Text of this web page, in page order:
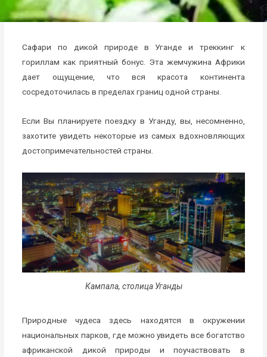
Сафари по дикой природе в Уганде и треккинг к
гориллам как приятный бонус. Эта жемчужина Африки
дает ощущение, что вся красота континента
сосредоточилась в пределах границ одной страны.
Если Вы планируете поездку в Уганду, вы, несомненно,
захотите увидеть некоторые из самых вдохновляющих
достопримечательностей страны.
Кампала, столица Уганды
Природные чудеса здесь находятся в окружении
национальных парков, где можно увидеть все богатство
африканской дикой природы и поучаствовать в